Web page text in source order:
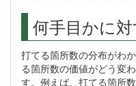
何手目かに
打てる箇所数の分布がわ
る箇所数の価値がどう変
す。例えば、打てる箇所